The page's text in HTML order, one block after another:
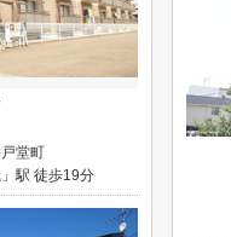
堂町
駅 徒歩19分